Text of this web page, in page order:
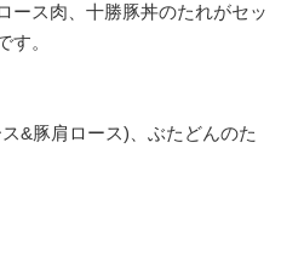
ース肉、十勝豚丼のたれがセッ
す。
&豚肩ロース)、ぶたどんのた